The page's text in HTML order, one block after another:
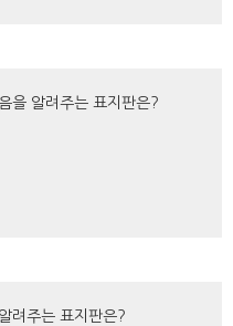
을 알려주는 표지판은?
려주는 표지판은?